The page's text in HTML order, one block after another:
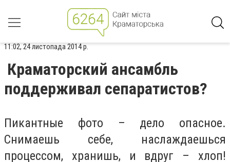
11:02, 24 листопада 2014 р.
Краматорский ансамбль
поддерживал сепаратистов?
Пикантные фото – дело опасное.
Снимаешь себе, наслаждаешься
процессом, хранишь, и вдруг – хлоп!